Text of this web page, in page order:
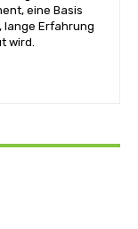
eine Basis
lange Erfahrung
wird.